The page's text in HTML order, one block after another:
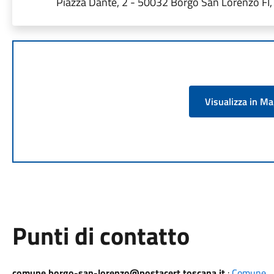
Visualizza in
Punti di contatto